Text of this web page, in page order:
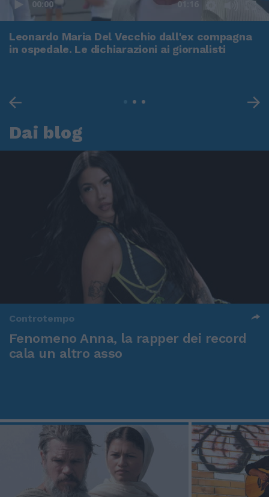
00:00 01:16
Leonardo Maria Del Vecchio dall'ex compagna
in ospedale. Le dichiarazioni ai giornalisti
Dai blog
Controtempo
Fenomeno Anna, la rapper dei record
cala un altro asso